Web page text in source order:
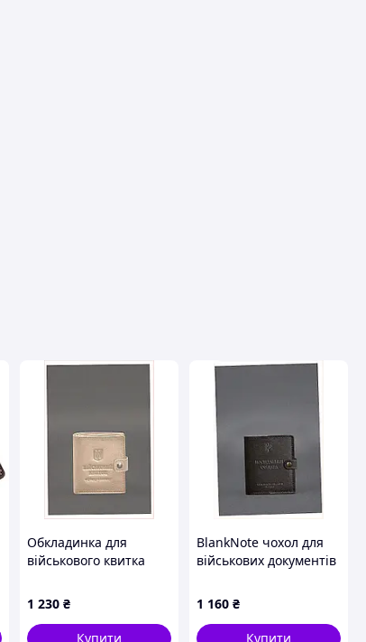
Обкладинка для
військового квитка
Note широка
832K1BE910
1 230 ₴
Купити
BlankNote чохол для
військових документів
грошей 81P3C1990
1 160 ₴
Купити